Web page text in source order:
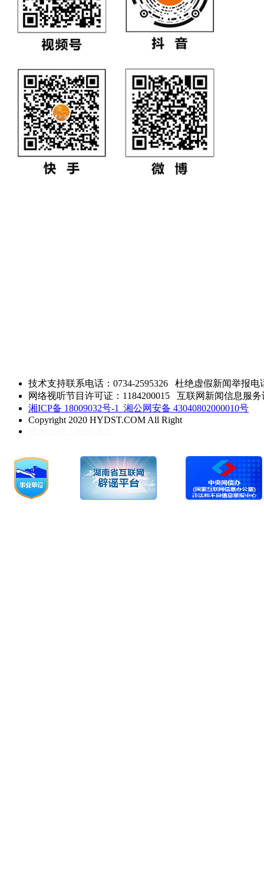
技术支持联系电话：0734-2595326
杜绝虚假新闻举报电
网络视听节目许可证：1184200015 互联网新闻信息服务
湘ICP备 18009032号-1
湘公网安备 43040802000010号
Copyright 2020 HYDST.COM All Right